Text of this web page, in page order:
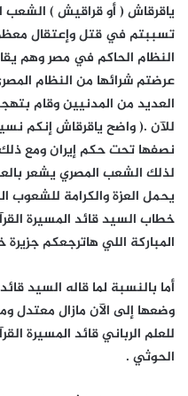
ياقرقاش ( أو قراقيش ) الشعب
تسببتم في قتل وإعتقال
النظام الحاكم في مصر وهم
عرضتم شرائها من النظام
العديد من المدنيين وقام
للآن .( واضح ياقرقاش إنكم
نصفها تحت حكم إيران ومع
لذلك الشعب المصري يشعر
يحمل العزة والكرامة
خطاب السيد قائد المسيرة
المباركة اللي هاترجعكم
أما بالنسبة لما قاله السيد
وضعها إلى الآن مازال معتدل
للعلم الرباني قائد المسيرة
الحوثي .